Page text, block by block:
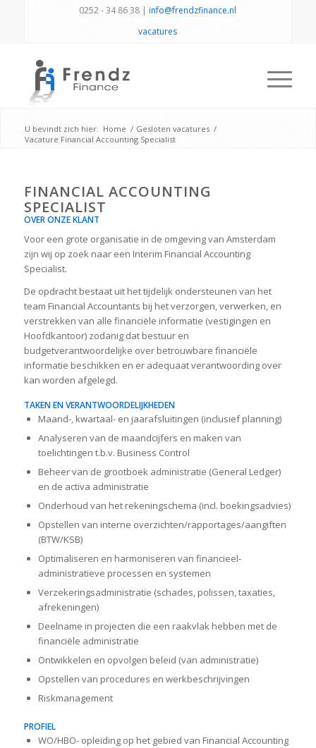
0252 - 34 86 38 |info@frendzfinance.nl
vacatures
U bevindt zich hier: Home / Gesloten vacatures /
Vacature Financial Accounting Specialist
FINANCIAL ACCOUNTING
SPECIALIST
OVER ONZE KLANT
Voor een grote organisatie in de omgeving van Amsterdam
zijn wij op zoek naar een Interim Financial Accounting
Specialist.
De opdracht bestaat uit het tijdelijk ondersteunen van het
team Financial Accountants bij het verzorgen, verwerken, en
verstrekken van alle financiële informatie (vestigingen en
Hoofdkantoor) zodanig dat bestuur en
budgetverantwoordelijke over betrouwbare financiële
informatie beschikken en er adequaat verantwoording over
kan worden afgelegd.
TAKEN EN VERANTWOORDELIJKHEDEN
Maand-, kwartaal- en jaarafsluitingen (inclusief planning)
Analyseren van de maandcijfers en maken van
toelichtingen t.b.v. Business Control
Beheer van de grootboek administratie (General Ledger)
en de activa administratie
Onderhoud van het rekeningschema (incl. boekingsadvies)
Opstellen van interne overzichten/rapportages/aangiften
(BTW/KSB)
Optimaliseren en harmoniseren van financieel-
administratieve processen en systemen
Verzekeringsadministratie (schades, polissen, taxaties,
afrekeningen)
Deelname in projecten die een raakvlak hebben met de
financiële administratie
Ontwikkelen en opvolgen beleid (van administratie)
Opstellen van procedures en werkbeschrijvingen
Riskmanagement
PROFIEL
WO/HBO- opleiding op het gebied van Financial Accounting